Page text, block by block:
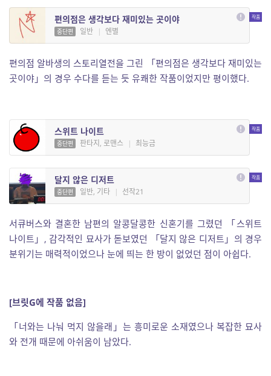
편의점은 생각보다 재미있는 곳이야
중단편 일반 | 엔별
편의점 알바생의 스토리열전을 그린 「편의점은 생각보다 재미있는
곳이야」의 경우 수다를 듣는 듯 유쾌한 작품이었지만 평이했다.
스위트 나이트
중단편 판타지, 로맨스 | 최능금
달지 않은 디저트
중단편 일반, 기타 | 선작21
서큐버스와 결혼한 남편의 알콩달콩한 신혼기를 그렸던 「스위트
나이트」, 감각적인 묘사가 돋보였던 「달지 않은 디저트」의 경우
분위기는 매력적이었으나 눈에 띄는 한 방이 없었던 점이 아쉽다.
[브릿G에 작품 없음]
「너와는 나눠 먹지 않을래」는 흥미로운 소재였으나 복잡한 묘사
와 전개 때문에 아쉬움이 남았다.